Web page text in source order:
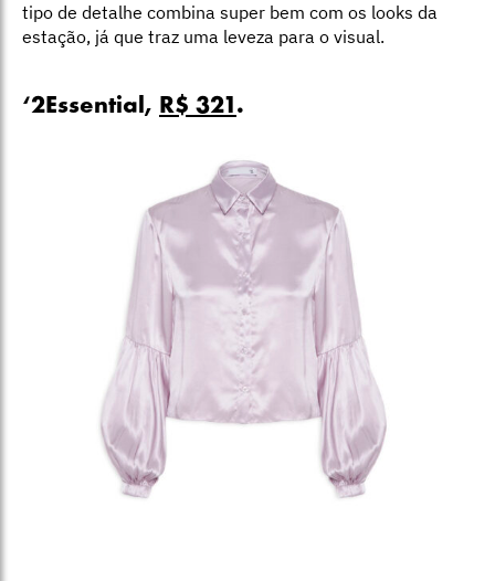
tipo de detalhe combina super bem com os looks da
estação, já que traz uma leveza para o visual.
‘2Essential, R$ 321 .